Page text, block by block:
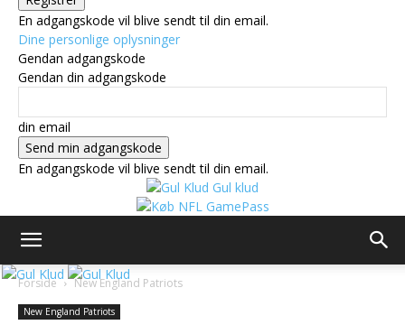
En adgangskode vil blive sendt til din email.
Dine personlige oplysninger
Gendan adgangskode
Gendan din adgangskode
din email
En adgangskode vil blive sendt til din email.
Gul klud
Forside New England Patriots
New England Patriots